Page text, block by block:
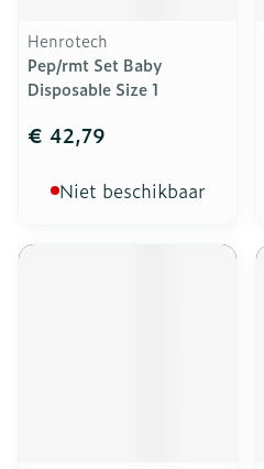
Henrotech
Pep/rmt Set Baby
Disposable Size 1
€ 42,79
Niet beschikbaar